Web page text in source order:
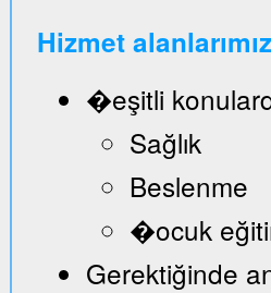
Hizmet
�eşitli
Sağlık
Beslenme
�ocuk
Gerektiğinde